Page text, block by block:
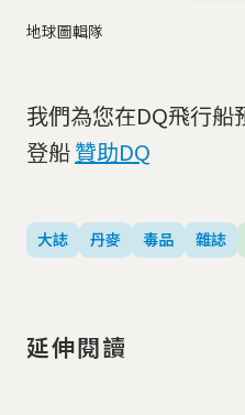
地球圖輯隊
我們為您在DQ飛行船
登船贊助DQ
大誌 丹麥 毒品 雜誌
延伸閱讀